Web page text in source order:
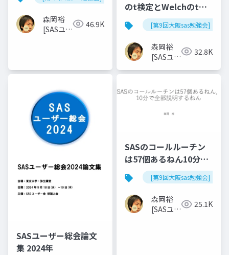
森岡裕
[SASユー
46.9K
のt検定とWelchのt検
定)
[第9回大阪sas勉強会]
森岡裕
[SASユー
世話人]
32.8K
SASユーザー総会論文
集 2024年
SASのコールルーチン
は57個あるねん10分で
全部説明するねん
[第9回大阪sas勉強会]
森岡裕
[SASユー
25.1K